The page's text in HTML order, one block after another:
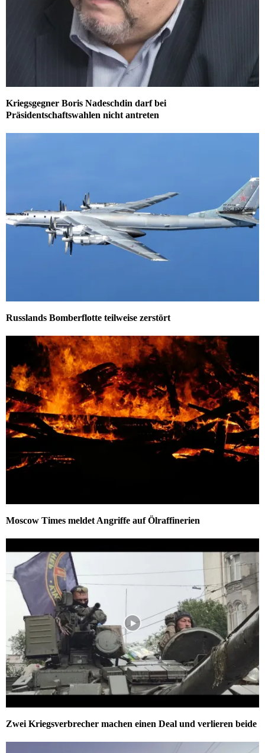
Kriegsgegner Boris Nadeschdin darf bei
Präsidentschaftswahlen nicht antreten
Russlands Bomberflotte teilweise zerstört
Moscow Times meldet Angriffe auf Ölraffinerien
Zwei Kriegsverbrecher machen einen Deal und verlieren beide